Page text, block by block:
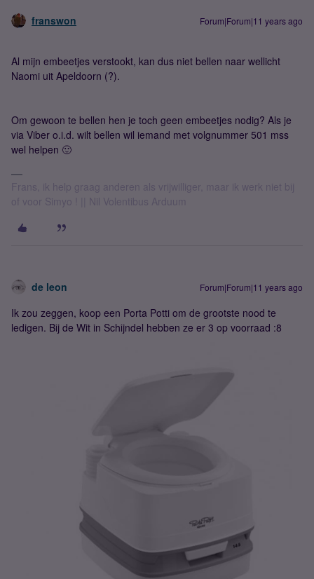
franswon Forum|Forum|11 years ago
Al mijn embeetjes verstookt, kan dus niet bellen naar wellicht
Naomi uit Apeldoorn (?).
Om gewoon te bellen hen je toch geen embeetjes nodig? Als je
via Viber o.i.d. wilt bellen wil iemand met volgnummer 501 mss
wel helpen 🙂
Frans, ik help graag anderen als vrijwilliger, maar ik werk niet bij
of voor Simyo ! || Nil Volentibus Arduum
de leon Forum|Forum|11 years ago
Ik zou zeggen, koop een Porta Potti om de grootste nood te
ledigen. Bij de Wit in Schijndel hebben ze er 3 op voorraad :8